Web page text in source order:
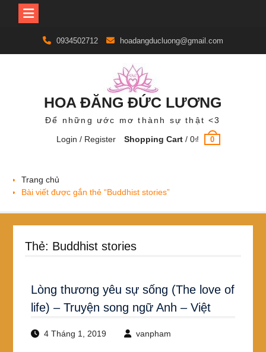
content
0934502712 hoadangducluong@gmail.com
HOA ĐĂNG ĐỨC LƯƠNG
Để những ước mơ thành sự thật <3
Login / Register
Shopping Cart /0₫ 0
Trang chủ
Bài viết được gắn thẻ “Buddhist stories”
Thẻ: Buddhist stories
Lòng thương yêu sự sống (The love of
life) – Truyện song ngữ Anh – Việt
4 Tháng 1, 2019 vanpham